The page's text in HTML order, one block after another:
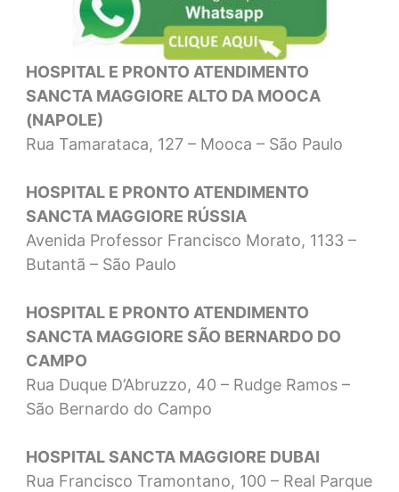
HOSPITAL E PRONTO ATENDIMENTO
SANCTA MAGGIORE ALTO DA MOOCA
(NAPOLE)
Rua Tamarataca, 127 – Mooca – São Paulo
HOSPITAL E PRONTO ATENDIMENTO
SANCTA MAGGIORE RÚSSIA
Avenida Professor Francisco Morato, 1133 –
Butantã – São Paulo
HOSPITAL E PRONTO ATENDIMENTO
SANCTA MAGGIORE SÃO BERNARDO DO
CAMPO
Rua Duque D’Abruzzo, 40 – Rudge Ramos –
São Bernardo do Campo
HOSPITAL SANCTA MAGGIORE DUBAI
Rua Francisco Tramontano, 100 – Real Parque